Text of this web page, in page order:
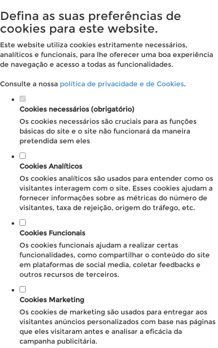
Defina as suas preferências de
cookies para este website.
Este website utiliza cookies estritamente necessários,
analíticos e funcionais, para lhe oferecer uma boa experiência
de navegação e acesso a todas as funcionalidades.
Consulte a nossa política de privacidade e de Cookies.
Cookies necessários (obrigatório)
Os cookies necessários são cruciais para as funções
básicas do site e o site não funcionará da maneira
pretendida sem eles
Cookies Analíticos
Os cookies analíticos são usados para entender como os
visitantes interagem com o site. Esses cookies ajudam a
fornecer informações sobre as métricas do número de
visitantes, taxa de rejeição, origem do tráfego, etc.
Cookies Funcionais
Os cookies funcionais ajudam a realizar certas
funcionalidades, como compartilhar o conteúdo do site
em plataformas de social media, coletar feedbacks e
outros recursos de terceiros.
Cookies Marketing
Os cookies de marketing são usados para entregar aos
visitantes anúncios personalizados com base nas páginas
que eles visitaram antes e analisar a eficácia da
campanha publicitária.